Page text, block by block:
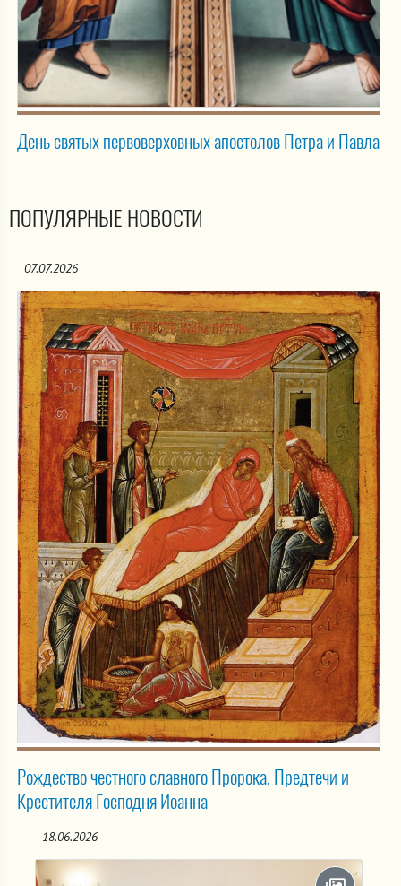
День святых первоверховных апостолов Петра и Павла
ПОПУЛЯРНЫЕ НОВОСТИ
07.07.2026
Рождество честного славного Пророка, Предтечи и
Крестителя Господня Иоанна
18.06.2026